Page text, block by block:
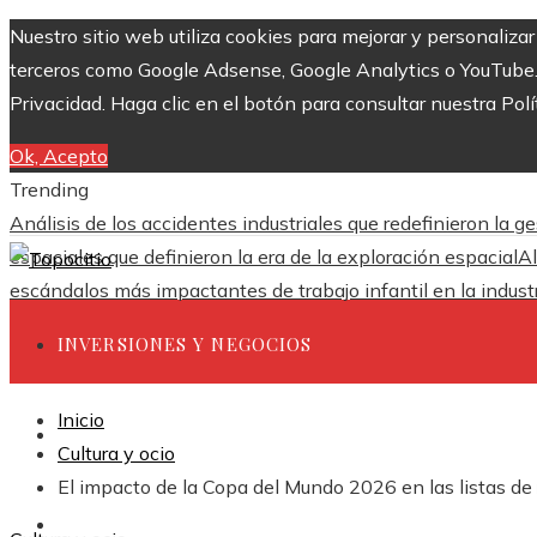
Nuestro sitio web utiliza cookies para mejorar y
terceros como Google Adsense, Google Analytics o
Privacidad. Haga clic en el botón para consultar nuestra
Ok, Acepto
Trending
Análisis de los accidentes industriales que redefinieron la
espaciales que definieron la era de la exploración espacial
escándalos más impactantes de trabajo infantil en la
INVERSIONES Y NEGOCIOS
CIENCIA Y TECNOLOGÍA
Inicio
Cultura y ocio
El impacto de la Copa del Mundo 2026 en las listas